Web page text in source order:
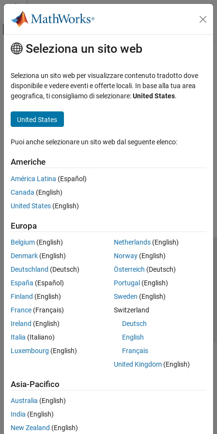
Vai al contenuto
Attiva/disattiva menu di navigazione
Pagina iniziale della documentazione
Sviluppo SoC, ASIC e FPGA
Contenuto principale
Seleziona un sito web
Seleziona un sito web per visualizzare contenuto tradotto dove
disponibile e vedere eventi e offerte locali. In base alla tua area
geografica, ti consigliamo di selezionare:United States.
United States
Puoi anche selezionare un sito web dal seguente elenco:
Americhe
América Latina (Español)
Canada (English)
United States (English)
Europa
Belgium (English)
Denmark (English)
Deutschland (Deutsch)
España (Español)
Finland (English)
France (Français)
Ireland (English)
Italia (Italiano)
Luxembourg (English)
Netherlands(English)
Norway(English)
Österreich (Deutsch)
Portugal (English)
Sweden (English)
Switzerland
Deutsch
English
Français
United Kingdom(English)
Asia-Pacifico
Australia (English)
India (English)
New Zealand (English)
Centro di fiducia
Informativa sulla privacy
Antipirateria
Stato dell'applicazione
Contatti
© 1994-2026 The MathWorks, Inc.